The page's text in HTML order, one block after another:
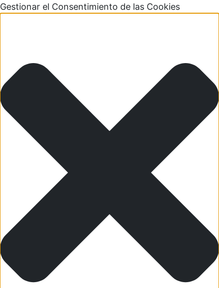
Gestionar el Consentimiento de las Cookies